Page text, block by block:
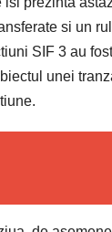
si un
SIF 3 au
unei